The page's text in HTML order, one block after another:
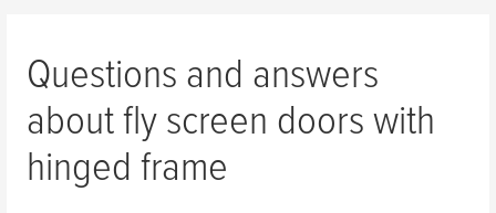
Questions and answers
about fly screen doors with
hinged frame